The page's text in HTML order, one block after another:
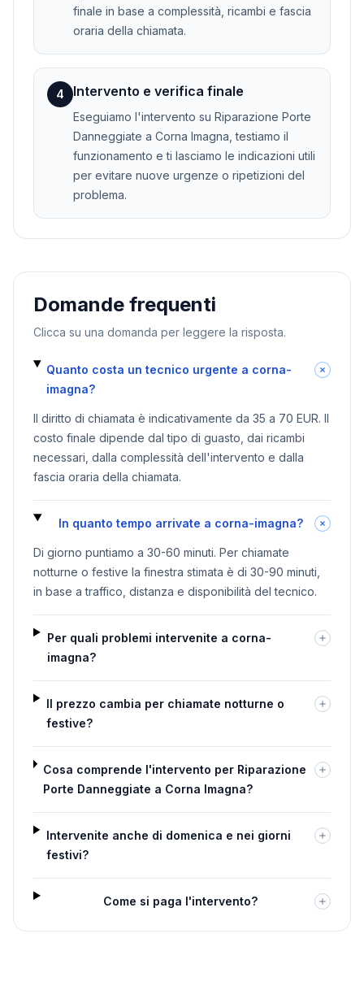
finale in base a complessità, ricambi e fascia
oraria della chiamata.
4 Intervento e verifica finale
Eseguiamo l'intervento su Riparazione Porte
Danneggiate a Corna Imagna, testiamo il
funzionamento e ti lasciamo le indicazioni utili
per evitare nuove urgenze o ripetizioni del
problema.
Domande frequenti
Clicca su una domanda per leggere la risposta.
Quanto costa un tecnico urgente a corna-
imagna?
Il diritto di chiamata è indicativamente da 35 a 70 EUR. Il
costo finale dipende dal tipo di guasto, dai ricambi
necessari, dalla complessità dell'intervento e dalla
fascia oraria della chiamata.
In quanto tempo arrivate a corna-imagna?
Di giorno puntiamo a 30-60 minuti. Per chiamate
notturne o festive la finestra stimata è di 30-90 minuti,
in base a traffico, distanza e disponibilità del tecnico.
Per quali problemi intervenite a corna-
imagna?
Il prezzo cambia per chiamate notturne o
festive?
Cosa comprende l'intervento per Riparazione
Porte Danneggiate a Corna Imagna?
Intervenite anche di domenica e nei giorni
festivi?
Come si paga l'intervento?